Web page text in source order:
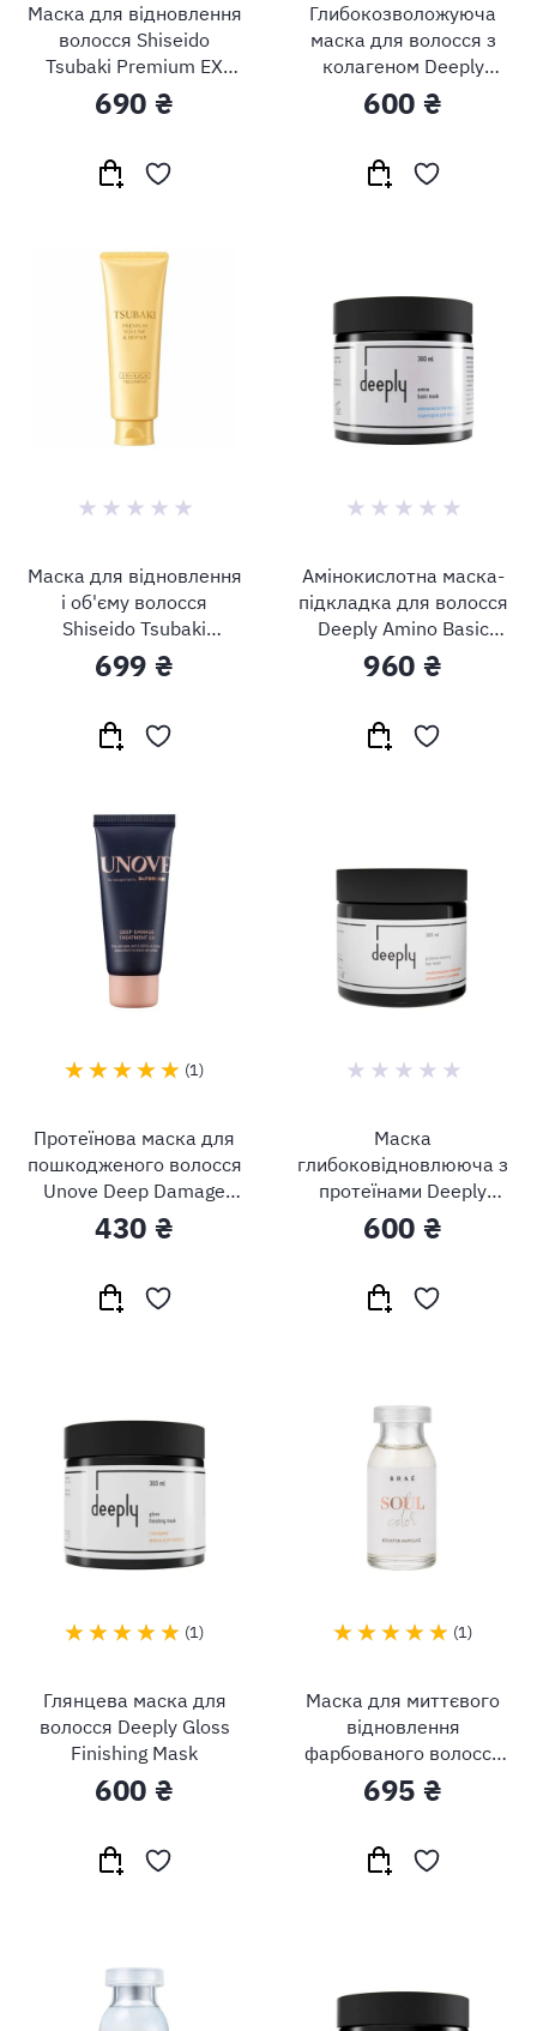
Маска для відновлення
волосся Shiseido
Tsubaki Premium EX
Repair Mask
690 ₴
Глибокозволожуюча
маска для волосся з
колагеном Deeply
Collageno Hydrating Hair
Mask
600 ₴
Маска для відновлення
і об'єму волосся
Shiseido Tsubaki
Premium Volume &
Repair Treatment
699 ₴
Амінокислотна маска-
підкладка для волосся
Deeply Amino Basic
Mask
960 ₴
1
Протеїнова маска для
пошкодженого волосся
Unove Deep Damage
Treatment EX
430 ₴
Маска
глибоковідновлююча з
протеїнами Deeply
Protein Restoring Mask
600 ₴
1
Глянцева маска для
волосся Deeply Gloss
Finishing Mask
600 ₴
1
Маска для миттєвого
відновлення
фарбованого волосся
Brae Soul Color Power
Dose
695 ₴